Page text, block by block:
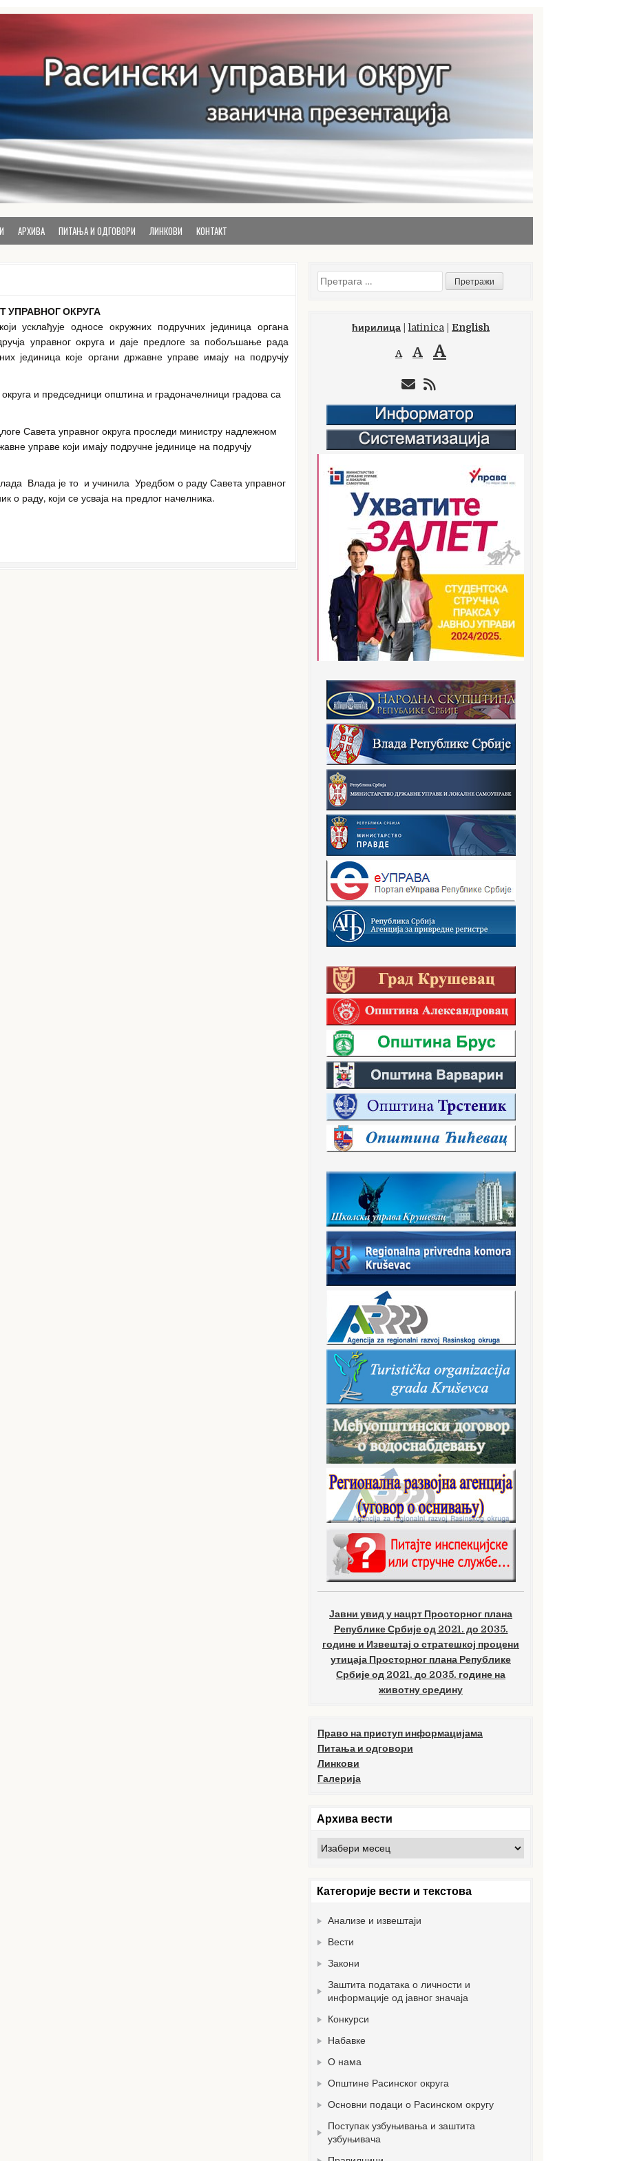
АРХИВА ПИТАЊА И ОДГОВОРИ ЛИНКОВИ КОНТАКТ
УПРАВНОГ ОКРУГА
усклађује односе окружних подручних јединица органа
управног округа и даје предлоге за побољшање рада
јединица које органи државне управе имају на подручју
и председници општина и градоначелници градова са
Савета управног округа проследи министру надлежном
управе који имају подручне јединице на подручју
Влада је то и учинила Уредбом о раду Савета управног
о раду, који се усваја на предлог начелника.
Претрага
за:
ћирилица latinica English
A A A
Јавни увид у нацрт Просторног плана
Републике Србије од 2021. до 2035.
године и Извештај о стратешкој процени
утицаја Просторног плана Републике
Србије од 2021. до 2035. године на
животну средину
Право на приступ информацијама
Питања и одговори
Линкови
Галерија
Архива вести
Архива
вести
Категорије вести и текстова
Анализе и извештаји
Вести
Закони
Заштита података о личности и
информације од јавног значаја
Конкурси
Набавке
О нама
Општине Расинског округа
Основни подаци о Расинском округу
Поступак узбуњивања и заштита
узбуњивача